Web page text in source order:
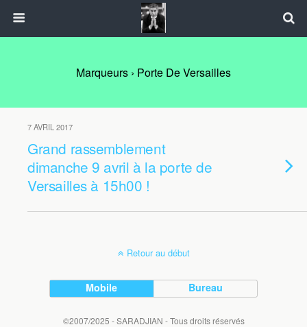
Marqueurs › Porte De Versailles
7 AVRIL 2017
Grand rassemblement
dimanche 9 avril à la porte de
Versailles à 15h00 !
Retour au début
Mobile Bureau
©2007/2025 - SARADJIAN - Tous droits réservés